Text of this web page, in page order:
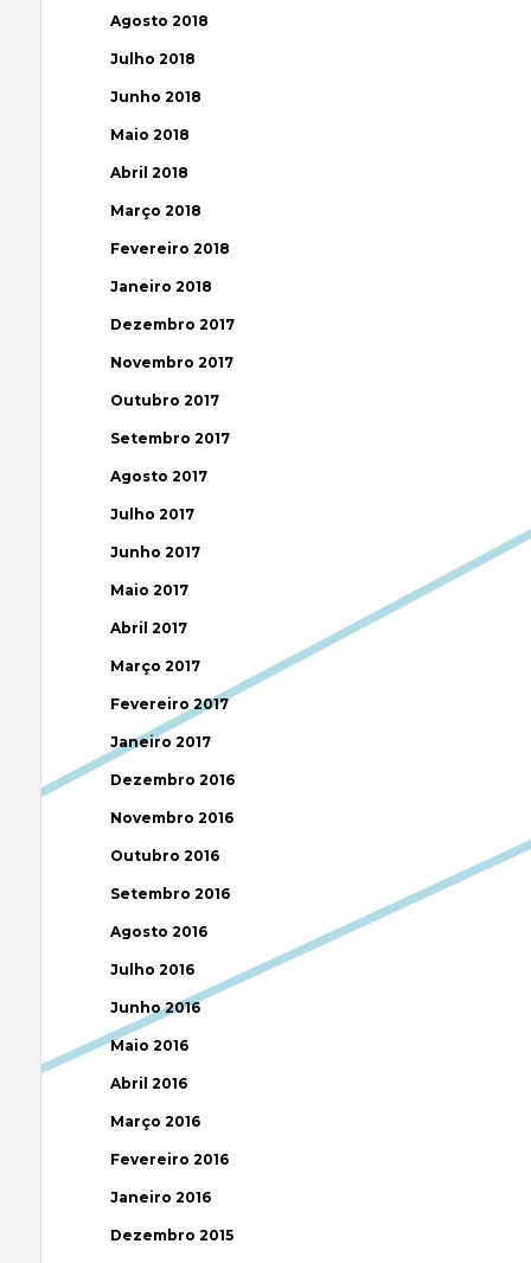
Agosto 2018
Julho 2018
Junho 2018
Maio 2018
Abril 2018
Março 2018
Fevereiro 2018
Janeiro 2018
Dezembro 2017
Novembro 2017
Outubro 2017
Setembro 2017
Agosto 2017
Julho 2017
Junho 2017
Maio 2017
Abril 2017
Março 2017
Fevereiro 2017
Janeiro 2017
Dezembro 2016
Novembro 2016
Outubro 2016
Setembro 2016
Agosto 2016
Julho 2016
Junho 2016
Maio 2016
Abril 2016
Março 2016
Fevereiro 2016
Janeiro 2016
Dezembro 2015